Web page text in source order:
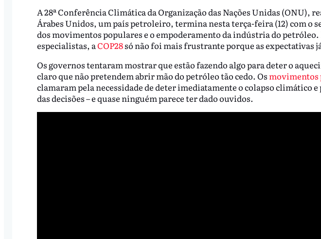
A 28ª Conferência Climática da Organização das Nações Unidas (ONU),
Árabes Unidos, um país petroleiro, termina nesta terça-feira (12) com o
dos movimentos populares e o empoderamento da indústria do petróleo.
especialistas, aCOP28só não foi mais frustrante porque as expectativas
Os governos tentaram mostrar que estão fazendo algo para deter o
claro que não pretendem abrir mão do petróleo tão cedo. Os movimentos
clamaram pela necessidade de deter imediatamente o colapso climático
das decisões – e quase ninguém parece ter dado ouvidos.